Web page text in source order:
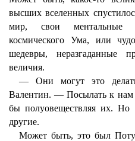
высших вселенных
мир, свои ментальные
космического Ума, или
шедевры, неразгаданные
величия.
— Они могут это
Валентин. — Посылать к нам
бы полуовеществляя их. Но
другие.
Может быть, это был